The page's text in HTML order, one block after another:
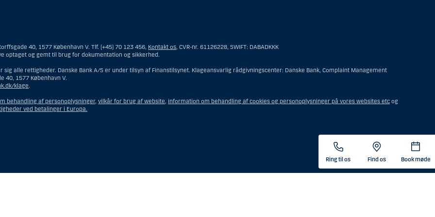
skal en person hjemmehørende og bosiddende i USA forstås som enhver af følgende:
og bosiddende i USA.
interessentskab som er registreret eller organiseret i USA, men som ikke er et offshore-rådgivningscenter eller en anden form for repræsentation
og bosiddende i USA, som har en gyldig forretningsmæssig begrundelse for sit virke, og som varetager opgaver og reguleres som
en repræsentation tilhørende et udenlandsk selskab med base i USA.
konto ejet af en person hjemmehørende og bosiddende i USA eller en diskretionær konto, som forvaltes af en mægler eller anden person med et
40, 1577 København V. Tlf. (+45) 70 123 456, Kontakt os, CVR-nr. 61126228, SWIFT: DABADKKK
optaget og gemt til brug for dokumentation og sikkerhed.
sig alle rettigheder. Danske Bank A/S er under tilsyn af Finanstilsynet. Klageansvarlig rådgivningscenter: Danske Bank, Complaint Management
40, 1577 København V.
klage.
behandling af personoplysninger, vilkår for brug af website, information om behandling af cookies og personoplysninger på vores websites etc og
ved betalinger i Europa.
Ring til os Find os Book møde